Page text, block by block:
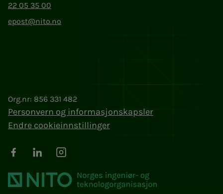
22 05 35 00
epost@nito.no
Org.nr: 856 331 482
Personvern og informasjonskapsler
Endre cookieinnstillinger
FacebookLinkedInInstagram